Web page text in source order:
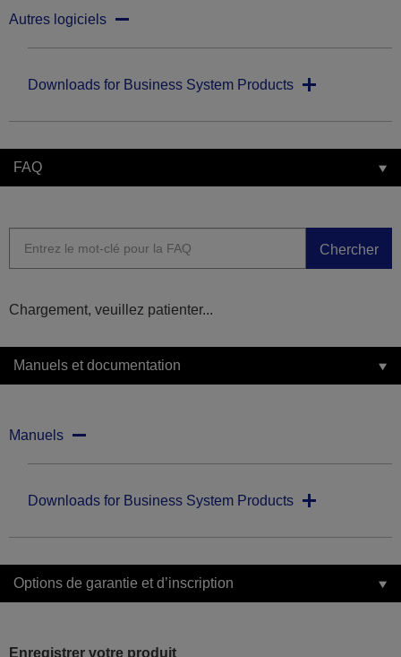
Autres logiciels
Downloads for Business System Products
FAQ
Chercher
Chargement, veuillez patienter...
Manuels et documentation
Manuels
Downloads for Business System Products
Options de garantie et d’inscription
Enregistrer votre produit